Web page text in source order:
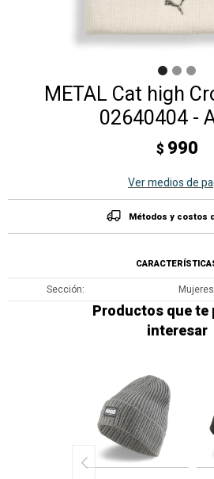
METAL Cat high
02640404 -
$ 990
Ver medios de
Métodos y costos
Sección
Productos que te
interesar